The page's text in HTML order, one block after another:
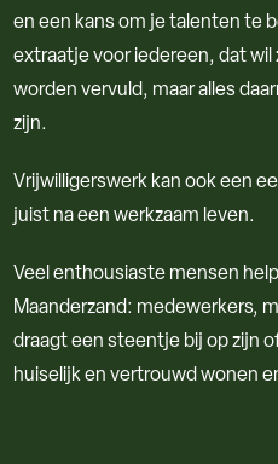
en een kans om je talenten te
extraatje voor iedereen, dat wil
worden vervuld, maar alles
zijn.
Vrijwilligerswerk kan ook een
juist na een werkzaam leven.
Veel enthousiaste mensen
Maanderzand: medewerkers,
draagt een steentje bij op zijn
huiselijk en vertrouwd wonen